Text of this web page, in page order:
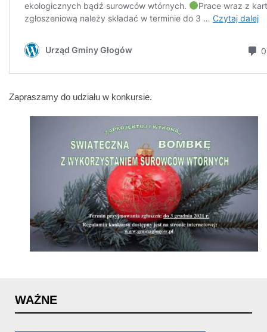
Zapraszamy do udziału w konkursie.
WAŻNE